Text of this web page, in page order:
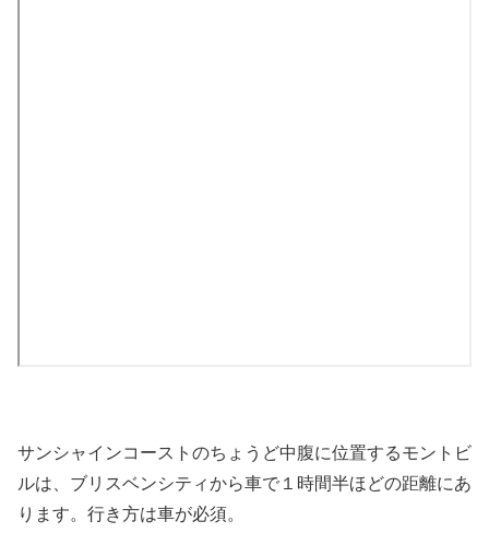
サンシャインコーストのちょうど中腹に位置するモントビ
ルは、ブリスベンシティから車で１時間半ほどの距離にあ
ります。行き方は車が必須。